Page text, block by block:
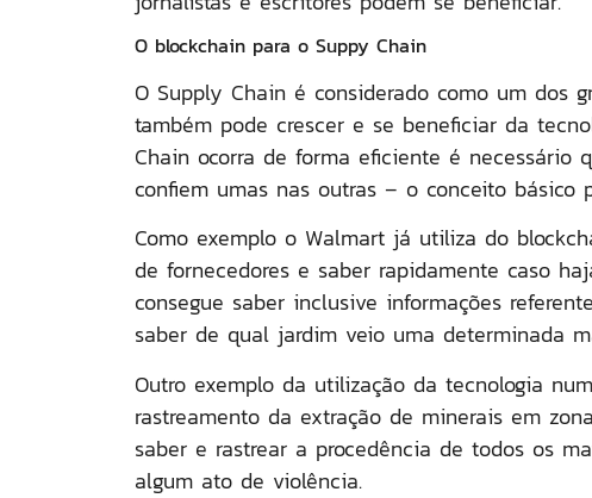
O blockchain para o Suppy Chain
O Supply Chain é considerado como um dos
também pode crescer e se beneficiar da
Chain ocorra de forma eficiente é necessário
confiem umas nas outras – o conceito básico
Como exemplo o Walmart já utiliza do
de fornecedores e saber rapidamente caso
consegue saber inclusive informações
saber de qual jardim veio uma determinada
Outro exemplo da utilização da tecnologia
rastreamento da extração de minerais em
saber e rastrear a procedência de todos os
algum ato de violência.